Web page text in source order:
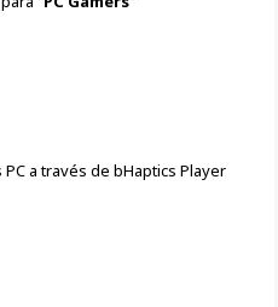
a través de bHaptics Player